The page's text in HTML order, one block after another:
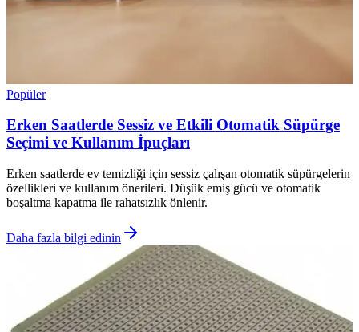
Popüler
Erken Saatlerde Sessiz ve Etkili Otomatik Süpürge
Seçimi ve Kullanım İpuçları
Erken saatlerde ev temizliği için sessiz çalışan otomatik süpürgelerin
özellikleri ve kullanım önerileri. Düşük emiş gücü ve otomatik
boşaltma kapatma ile rahatsızlık önlenir.
Daha fazla bilgi edinin